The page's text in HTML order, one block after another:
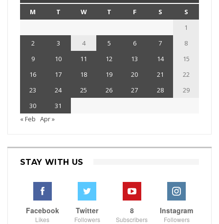
M T W T F S
S
1
2
3 4 5 6 7
8
9
10 11 12 13 14
15
16
17 18 19 20 21
22
23
24 25 26 27 28
29
30
31
« Feb Apr »
STAY WITH US
Facebook
Likes
Twitter
Followers
8
Subscribers
Instagram
Followers